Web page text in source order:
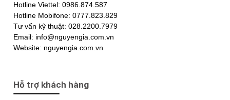
Hotline Viettel: 0986.874.587
Hotline Mobifone: 0777.823.829
Tư vấn kỹ thuật: 028.2200.7979
Email: info@nguyengia.com.vn
Website: nguyengia.com.vn
Hỗ trợ khách hàng